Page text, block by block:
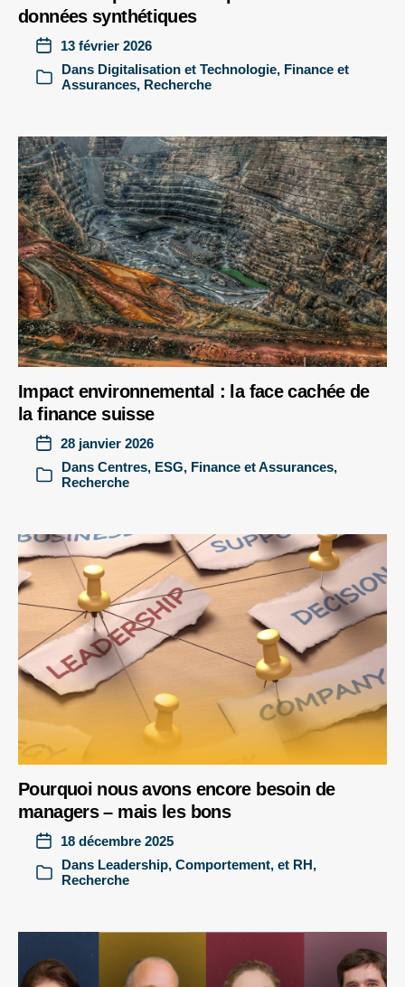
données synthétiques
13 février 2026
Dans Digitalisation et Technologie, Finance et
Assurances, Recherche
Impact environnemental : la face cachée de
la finance suisse
28 janvier 2026
Dans Centres, ESG, Finance et Assurances,
Recherche
Pourquoi nous avons encore besoin de
managers – mais les bons
18 décembre 2025
Dans Leadership, Comportement, et RH,
Recherche